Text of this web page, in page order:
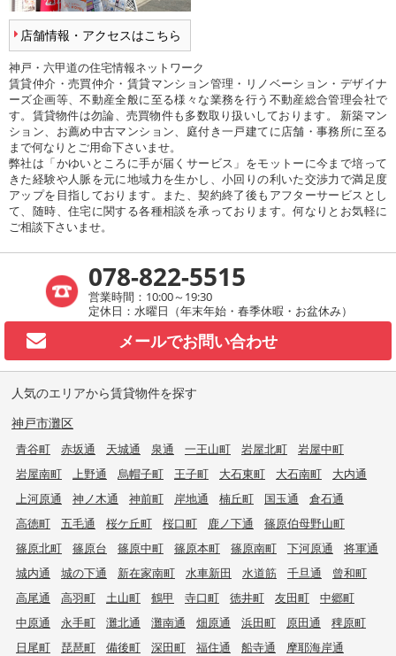
店舗情報・アクセスはこちら
神戸・六甲道の住宅情報ネットワーク
賃貸仲介・売買仲介・賃貸マンション管理・リノベーション・デザイナ
ーズ企画等、不動産全般に至る様々な業務を行う不動産総合管理会社で
す。賃貸物件は勿論、売買物件も多数取り扱いしております。 新築マン
ション、お薦め中古マンション、庭付き一戸建てに店舗・事務所に至る
まで何なりとご用命下さいませ。
弊社は「かゆいところに手が届くサービス」をモットーに今まで培って
きた経験や人脈を元に地域力を生かし、小回りの利いた交渉力で満足度
アップを目指しております。また、契約終了後もアフターサービスとし
て、随時、住宅に関する各種相談を承っております。何なりとお気軽に
ご相談下さいませ。
078-822-5515
営業時間：10:00～19:30
定休日：水曜日（年末年始・春季休暇・お盆休み）
メールでお問い合わせ
人気のエリアから賃貸物件を探す
神戸市灘区
青谷町 赤坂通 天城通 泉通 一王山町 岩屋北町
岩屋中町
岩屋南町
上野通 烏帽子町 王子町 大石東町 大石南町
大内通
上河原通
神ノ木通 神前町 岸地通 楠丘町 国玉通
倉石通
高徳町
五毛通 桜ケ丘町 桜口町 鹿ノ下通
篠原伯母野山町
篠原北町
篠原台 篠原中町 篠原本町 篠原南町 下河原通
将軍通
城内通
城の下通 新在家南町 水車新田 水道筋 千旦通
曾和町
高尾通
高羽町 土山町 鶴甲 寺口町 徳井町 友田町
中郷町
中原通
永手町 灘北通 灘南通 畑原通 浜田町 原田通
稗原町
日尾町
琵琶町 備後町 深田町 福住通 船寺通
摩耶海岸通